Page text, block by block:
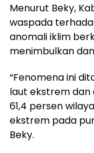
Menurut Beky,
waspada
anomali iklim
menimbulkan
“Fenomena ini
laut ekstrem dan
61,4 persen
ekstrem pada
Beky.